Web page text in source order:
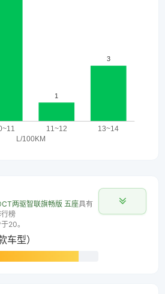
两驱智联旗畅版 五座具有
榜
20。
型）